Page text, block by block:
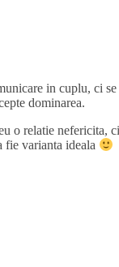
in cuplu, ci se
dominarea.
o relatie nefericita, ci
fie varianta ideala